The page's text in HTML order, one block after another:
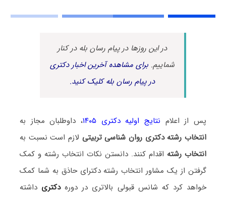
در این روزها در پیام رسان بله در کنار
شماییم.برای مشاهده آخرین اخبار دکتری
در پیام رسان بله کلیک کنید.
پس از اعلام نتایج اولیه دکتری ۱۴۰۵
، داوطلبان مجاز به
انتخاب رشته دکتری روان شناسی تربیتی لازم است نسبت به
انتخاب رشته اقدام کنند. دانستن نکات انتخاب رشته و کمک
گرفتن از یک مشاور انتخاب رشته دکترای حاذق به شما کمک
خواهد کرد که شانس قبولی بالاتری در دورهدکتری داشته